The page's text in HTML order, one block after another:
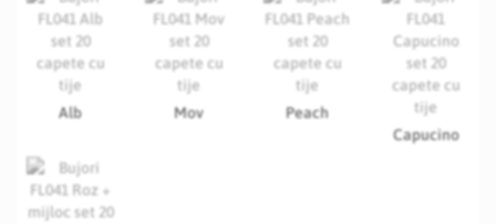
Alb Mov
Peach
Capucino